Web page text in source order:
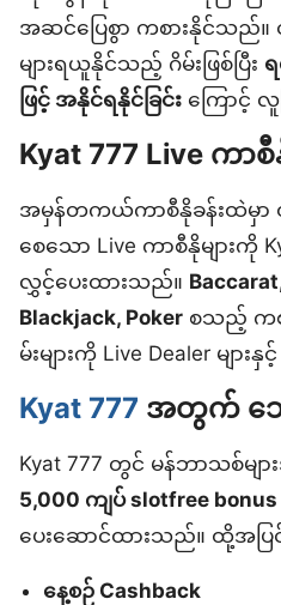
အဆင်ပြေစွာ ကစားနိုင်သည်။ င
များရယူနိုင်သည့် ဂိမ်းဖြစ်ပြီး ရ
ဖြင့် အနိုင်ရနိုင်ခြင်း ကြောင့်
Kyat 777 Live ကာ
အမှန်တကယ်ကာစီနိုခန်းထဲမှာ
စေသော Live ကာစီနိုများ
လွှင့်ပေးထားသည်။
Blackjack, Poker စသည့် ကစ
မ်းများကို Live Dealer မျ
Kyat 777 အတွက် ဘေ
Kyat 777 တွင် မန်ဘာသစ်မျ
5,000 ကျပ် slotfree bonus
ပေးဆောင်ထားသည်။ ထို့အပြ
နေ့စဉ် Cashback